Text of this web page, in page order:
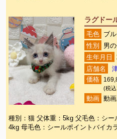
ラグドー
毛色
ブ
性別
男
生年月日
店舗名
価格
(税
動画
動画
種別：猫 父体重：5kg 父毛色：シー
4kg 母毛色：シールポイントバイカ